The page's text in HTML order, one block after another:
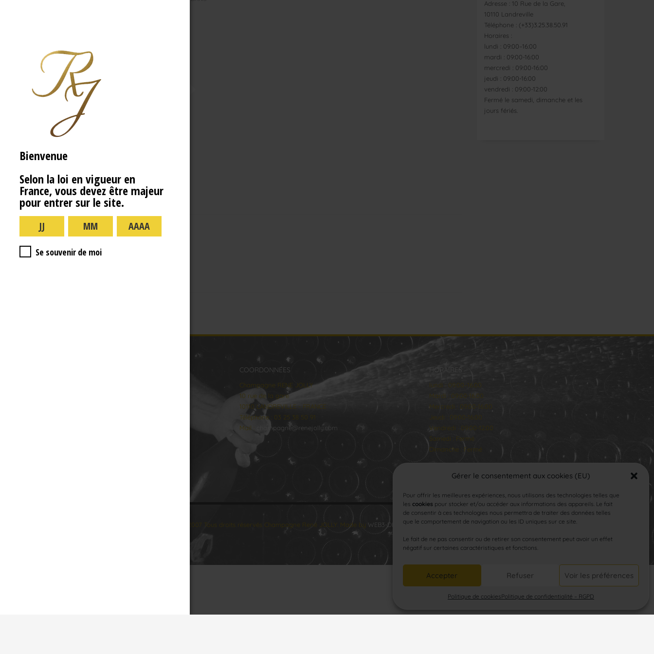
Gérer le consentement aux cookies (EU)
Pour offrir les meilleures expériences, nous utilisons des technologies telles que
les cookies pour stocker et/ou accéder aux informations des appareils. Le fait
de consentir à ces technologies nous permettra de traiter des données telles
que le comportement de navigation ou les ID uniques sur ce site.
Le fait de ne pas consentir ou de retirer son consentement peut avoir un effet
négatif sur certaines caractéristiques et fonctions.
Accepter Refuser Voir les préférences
Politique de cookiesPolitique de confidentialité – RGPD
Adresse : 10 Rue de la Gare,
10110 Landreville
Téléphone : (+33)3.25.38.50.91
Horaires :
lundi : 09:00–16:00
mardi : 09:00-16:00
mercredi : 09:00-16:00
jeudi : 09:00-16:00
vendredi : 09:00-12:00
Fermé le samedi, dimanche et les
jours fériés.
COORDONNÉES
Champagne RENE JOLLY
10 rue de la gare
10110 LANDREVILLE - FRANCE
Téléphone : 03 25 38 50 91
Mail :
champagne@renejolly.com
HORAIRES
lundi : 09:00–16:00
Mardi : 09:00-16:00
Mercredi : 09:00-16:00
Jeudi : 09:00-16:00
Vendredi : 09:00-12:00
Samedi : Fermé
Dimanche : Fermé
© 2007 Tous droits réservés Champagne René JOLLY. Made by WEB3-DESIGN.
Bienvenue
Selon la loi en vigueur en
France, vous devez être majeur
pour entrer sur le site.
Se souvenir de moi